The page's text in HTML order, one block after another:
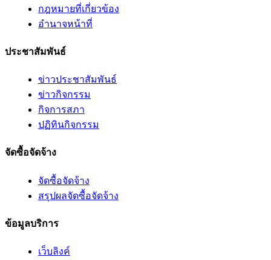
กฎหมายที่เกี่ยวข้อง
อํานาจหน้าที่
ประชาสัมพันธ์
ข่าวประชาสัมพันธ์
ข่าวกิจกรรม
กิจการสภา
ปฏิทินกิจกรรม
จัดซื้อจัดจ้าง
จัดซื้อจัดจ้าง
สรุปผลจัดซื้อจัดจ้าง
ข้อมูลบริการ
เว็บลิงค์